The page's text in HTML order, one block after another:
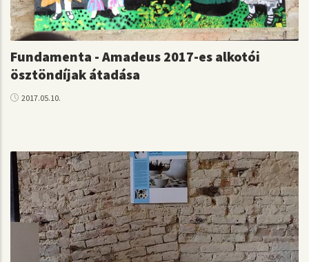
Fundamenta - Amadeus 2017-es alkotói
ösztöndíjak átadása
2017.05.10.